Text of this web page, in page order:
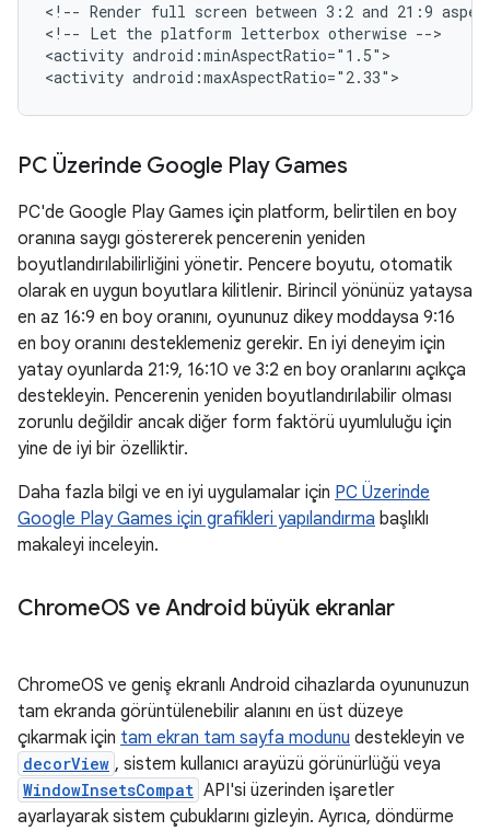
<!-- Render full screen between 3:2 and 21:9
<!-- Let the platform letterbox otherwise -->
<activity android:minAspectRatio="1.5">
<activity
PC Üzerinde Google Play Games
PC'de Google Play Games için platform, belirtilen en boy
oranına saygı göstererek pencerenin yeniden
boyutlandırılabilirliğini yönetir. Pencere boyutu, otomatik
olarak en uygun boyutlara kilitlenir. Birincil yönünüz yataysa
en az 16:9 en boy oranını, oyununuz dikey moddaysa 9:16
en boy oranını desteklemeniz gerekir. En iyi deneyim için
yatay oyunlarda 21:9, 16:10 ve 3:2 en boy oranlarını açıkça
destekleyin. Pencerenin yeniden boyutlandırılabilir olması
zorunlu değildir ancak diğer form faktörü uyumluluğu için
yine de iyi bir özelliktir.
Daha fazla bilgi ve en iyi uygulamalar için PC Üzerinde
Google Play Games için grafikleri yapılandırma başlıklı
makaleyi inceleyin.
ChromeOS ve Android büyük ekranlar
ChromeOS ve geniş ekranlı Android cihazlarda oyununuzun
tam ekranda görüntülenebilir alanını en üst düzeye
çıkarmak için tam ekran tam sayfa modunu destekleyin ve
decorView , sistem kullanıcı arayüzü görünürlüğü veya
WindowInsetsCompat API'si üzerinden işaretler
ayarlayarak sistem çubuklarını gizleyin. Ayrıca, döndürme